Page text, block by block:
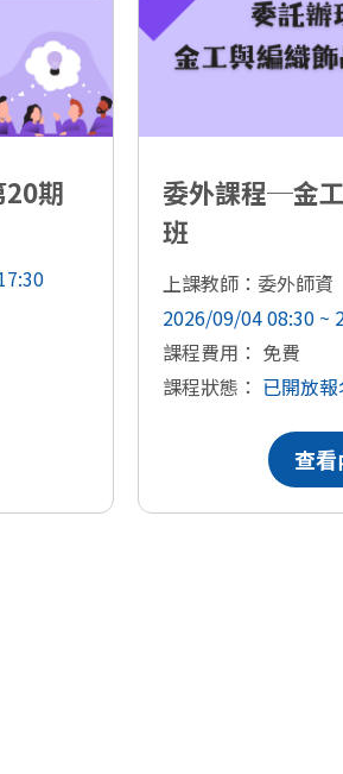
期
委外課程─金
班
上課教師：委外師資
2026/09/04 08:30 ~
課程費用： 免費
課程狀態： 已開放報
查看